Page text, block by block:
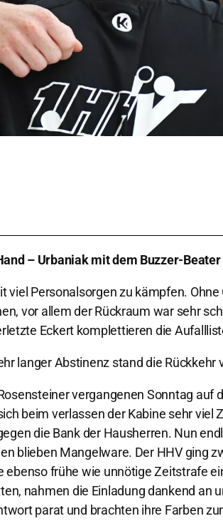
– Urbaniak mit dem Buzzer-Beater
Personalsorgen zu kämpfen.
vor allem der Rückraum war sehr
Eckert komplettieren die
langer Abstinenz stand die
vergangenen Sonntag auf
beim verlassen der Kabine sehr
die Bank der Hausherren. Nun
blieben Mangelware. Der HHV ging
frühe wie unnötige Zeitstrafe
nahmen die Einladung dankend an
parat und brachten ihre Farben